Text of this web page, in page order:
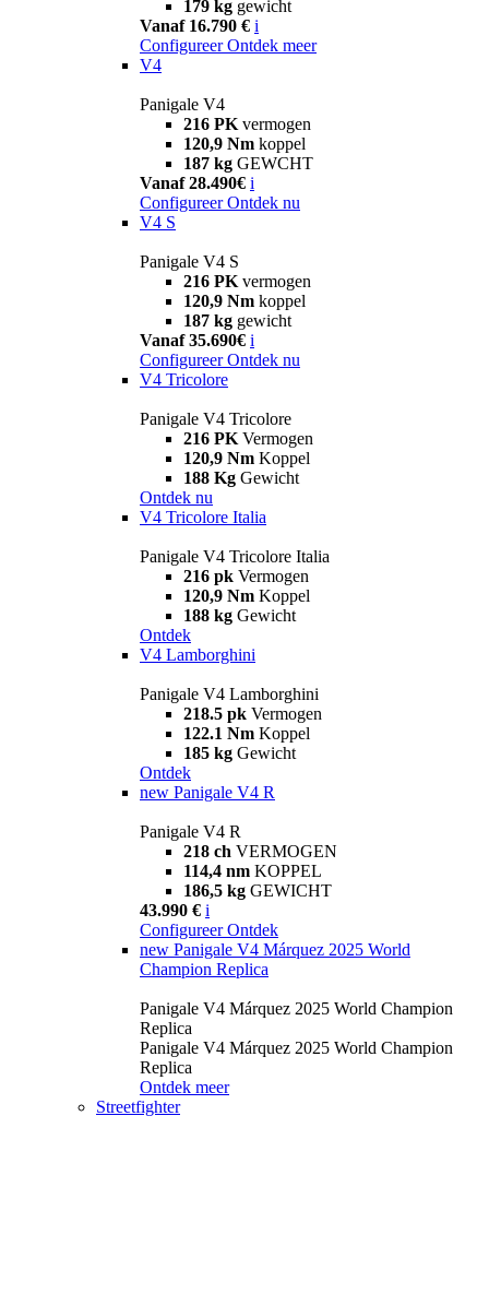
179 kg gewicht
Vanaf 16.790 € i
Configureer Ontdek meer
V4
Panigale V4
216 PK vermogen
120,9 Nm koppel
187 kg GEWCHT
Vanaf 28.490€ i
Configureer Ontdek nu
V4 S
Panigale V4 S
216 PK vermogen
120,9 Nm koppel
187 kg gewicht
Vanaf 35.690€ i
Configureer Ontdek nu
V4 Tricolore
Panigale V4 Tricolore
216 PK Vermogen
120,9 Nm Koppel
188 Kg Gewicht
Ontdek nu
V4 Tricolore Italia
Panigale V4 Tricolore Italia
216 pk Vermogen
120,9 Nm Koppel
188 kg Gewicht
Ontdek
V4 Lamborghini
Panigale V4 Lamborghini
218.5 pk Vermogen
122.1 Nm Koppel
185 kg Gewicht
Ontdek
new Panigale V4 R
Panigale V4 R
218 ch VERMOGEN
114,4 nm KOPPEL
186,5 kg GEWICHT
43.990 € i
Configureer Ontdek
new Panigale V4 Márquez 2025 World
Champion Replica
Panigale V4 Márquez 2025 World Champion
Replica
Panigale V4 Márquez 2025 World Champion
Replica
Ontdek meer
Streetfighter